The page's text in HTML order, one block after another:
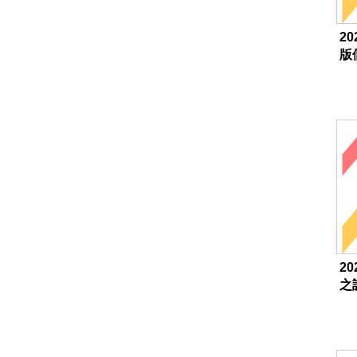
版
之